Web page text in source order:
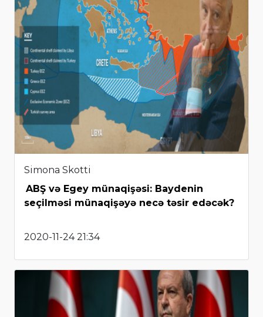
Simona Skotti
ABŞ və Egey münaqişəsi: Baydenin
seçilməsi münaqişəyə necə təsir edəcək?
2020-11-24 21:34